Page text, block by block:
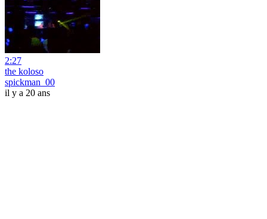
2:27
the koloso
spickman_00
il y a 20 ans